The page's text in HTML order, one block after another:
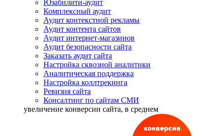
Юзабилити-аудит
Комплексный аудит
Аудит контекстной рекламы
Аудит контента сайтов
Аудит интернет-магазинов
Аудит безопасности сайта
Заказать аудит сайта
Настройка сквозной аналитики
Аналитическая поддержка
Настройка коллтрекинга
Ревизия сайта
Консалтинг по сайтам СМИ
увеличение конверсии сайта, в среднем